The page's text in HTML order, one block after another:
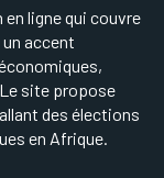
ligne qui couvre
accent
site propose
des élections
en Afrique.